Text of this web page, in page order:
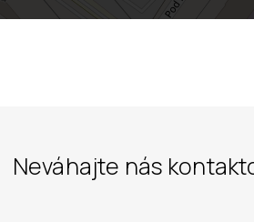
Neváhajte nás